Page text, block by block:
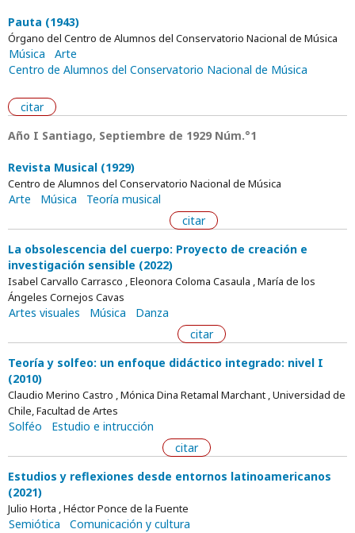
Pauta (1943)
Órgano del Centro de Alumnos del Conservatorio Nacional de Música
Música
Arte
Centro de Alumnos del Conservatorio Nacional de Música
citar
Año I Santiago, Septiembre de 1929 Núm.°1
Revista Musical (1929)
Centro de Alumnos del Conservatorio Nacional de Música
Arte Música
Teoría musical
citar
La obsolescencia del cuerpo: Proyecto de creación e
investigación sensible (2022)
Isabel Carvallo Carrasco , Eleonora Coloma Casaula , María de los
Ángeles Cornejos Cavas
Artes visuales Música
Danza
citar
Teoría y solfeo: un enfoque didáctico integrado: nivel I
(2010)
Claudio Merino Castro , Mónica Dina Retamal Marchant , Universidad de
Chile, Facultad de Artes
Solféo
Estudio e intrucción
citar
Estudios y reflexiones desde entornos latinoamericanos
(2021)
Julio Horta , Héctor Ponce de la Fuente
Semiótica
Comunicación y cultura